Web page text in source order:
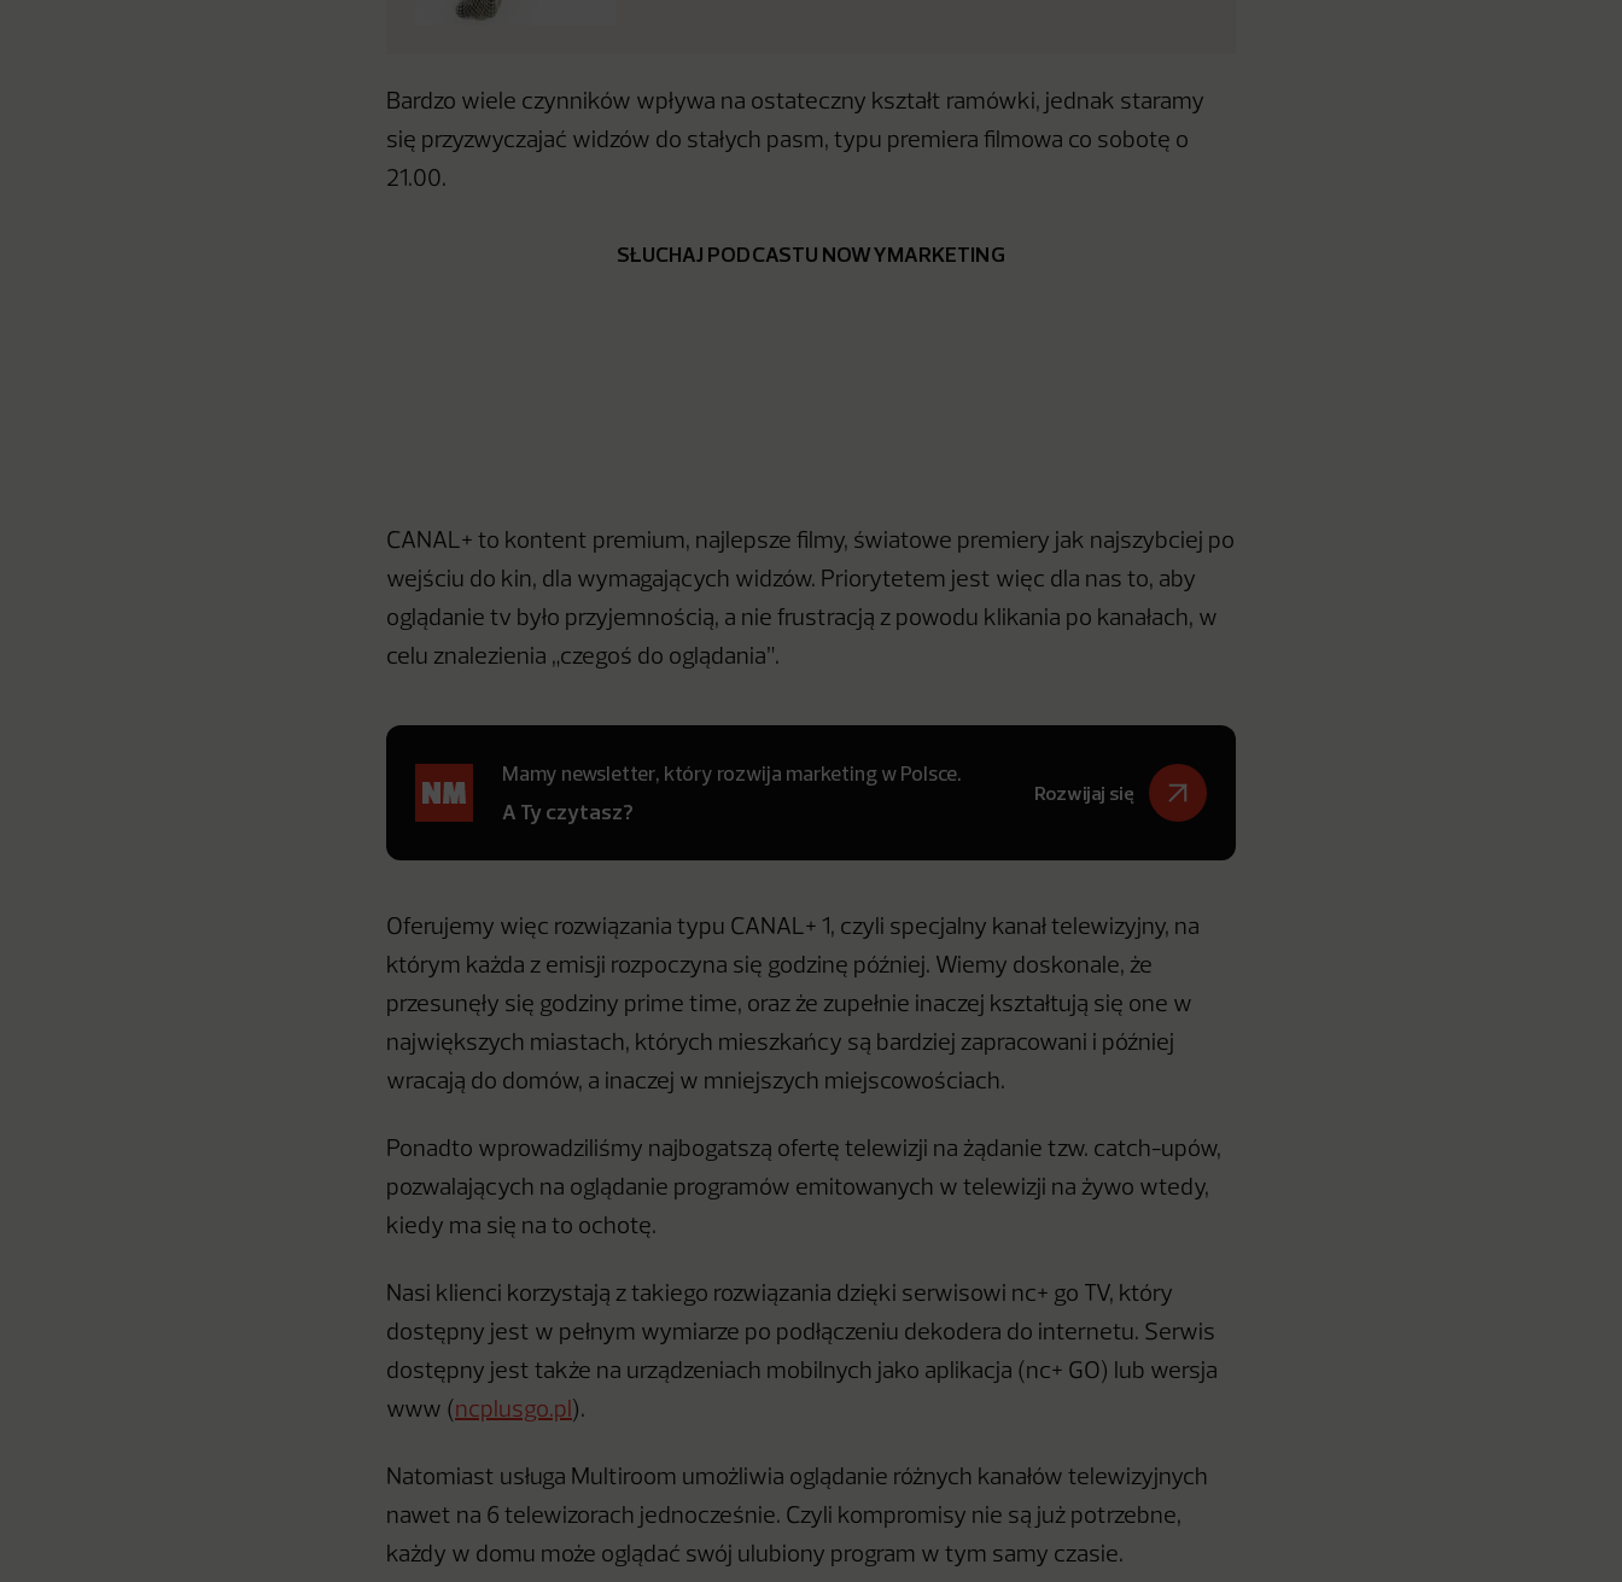
Bardzo wiele czynników wpływa na ostateczny kształt ramówki, jednak staramy
się przyzwyczajać widzów do stałych pasm, typu premiera filmowa co sobotę o
21.00.
SŁUCHAJ PODCASTU NOWYMARKETING
CANAL+ to kontent premium, najlepsze filmy, światowe premiery jak najszybciej po
wejściu do kin, dla wymagających widzów. Priorytetem jest więc dla nas to, aby
oglądanie tv było przyjemnością, a nie frustracją z powodu klikania po kanałach, w
celu znalezienia „czegoś do oglądania”.
Mamy newsletter, który rozwija marketing w Polsce.
A Ty czytasz?
Rozwijaj się
Oferujemy więc rozwiązania typu CANAL+ 1, czyli specjalny kanał telewizyjny, na
którym każda z emisji rozpoczyna się godzinę później. Wiemy doskonale, że
przesunęły się godziny prime time, oraz że zupełnie inaczej kształtują się one w
największych miastach, których mieszkańcy są bardziej zapracowani i później
wracają do domów, a inaczej w mniejszych miejscowościach.
Ponadto wprowadziliśmy najbogatszą ofertę telewizji na żądanie tzw. catch-upów,
pozwalających na oglądanie programów emitowanych w telewizji na żywo wtedy,
kiedy ma się na to ochotę.
Nasi klienci korzystają z takiego rozwiązania dzięki serwisowi nc+ go TV, który
dostępny jest w pełnym wymiarze po podłączeniu dekodera do internetu. Serwis
dostępny jest także na urządzeniach mobilnych jako aplikacja (nc+ GO) lub wersja
www ( ncplusgo.pl ).
Natomiast usługa Multiroom umożliwia oglądanie różnych kanałów telewizyjnych
nawet na 6 telewizorach jednocześnie. Czyli kompromisy nie są już potrzebne,
każdy w domu może oglądać swój ulubiony program w tym samy czasie.